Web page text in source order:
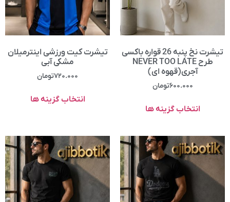
تیشرت نخ پنبه 26 قواره باکسی
طرح NEVER TOO LATE
آجری(قهوه ای)
۶۰۰.۰۰۰تومان
انتخاب گزینه ها
تیشرت کیت ورزشی اینترمیلان
مشکی آبی
۷۲۰.۰۰۰تومان
انتخاب گزینه ها